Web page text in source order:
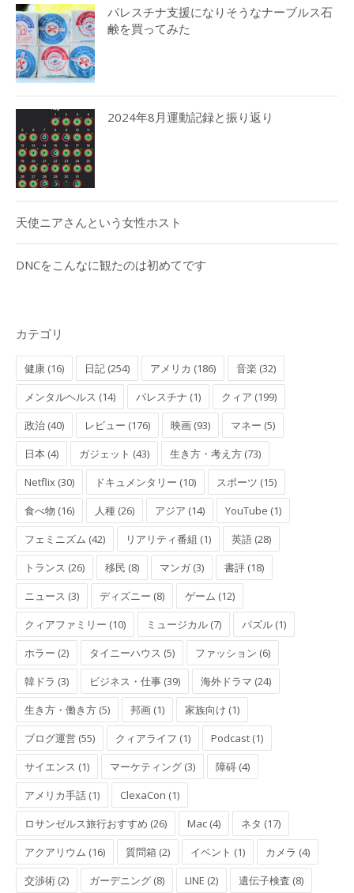
パレスチナ支援になりそうなナーブルス石
鹸を買ってみた
2024年8月運動記録と振り返り
天使ニアさんという女性ホスト
DNCをこんなに観たのは初めてです
カテゴリ
健康 (16) 日記 (254) アメリカ (186)
音楽 (32)
メンタルヘルス (14)
パレスチナ (1)
クィア (199)
政治 (40)
レビュー (176) 映画 (93)
マネー (5)
日本 (4)
ガジェット (43)
生き方・考え方 (73)
Netflix (30)
ドキュメンタリー (10)
スポーツ (15)
食べ物 (16)
人種 (26) アジア (14)
YouTube (1)
フェミニズム (42)
リアリティ番組 (1)
英語 (28)
トランス (26)
移民 (8) マンガ (3)
書評 (18)
ニュース (3)
ディズニー (8)
ゲーム (12)
クィアファミリー (10)
ミュージカル (7)
パズル (1)
ホラー (2)
タイニーハウス (5)
ファッション (6)
韓ドラ (3)
ビジネス・仕事 (39)
海外ドラマ (24)
生き方・働き方 (5)
邦画 (1)
家族向け (1)
ブログ運営 (55)
クィアライフ (1)
Podcast (1)
サイエンス (1)
マーケティング (3)
障碍 (4)
アメリカ手話 (1)
ClexaCon (1)
ロサンゼルス旅行おすすめ (26)
Mac (4)
ネタ (17)
アクアリウム (16)
質問箱 (2) イベント (1)
カメラ (4)
交渉術 (2)
ガーデニング (8) LINE (2) 遺伝子検査 (8)